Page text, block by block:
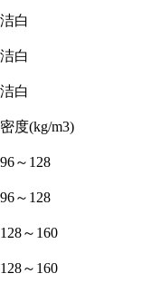
洁白
洁白
洁白
密度(kg/m3)
96～128
96～128
128～160
128～160